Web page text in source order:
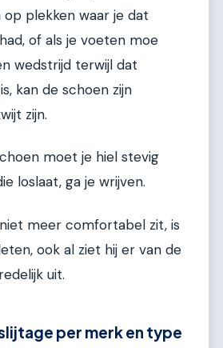
plekken waar je dat
of als je voeten moe
wedstrijd terwijl dat
kan de schoen zijn
zijn.
moet je hiel stevig
loslaat, ga je wrijven.
meer comfortabel zit, is
ook al ziet hij er van de
uit.
per merk en type